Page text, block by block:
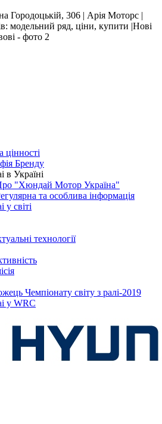
цінності
Бренду
в Україні
"Хюндай Мотор Україна"
та особлива інформація
у світі
технології
Чемпіонату світу з ралі-2019
у WRC